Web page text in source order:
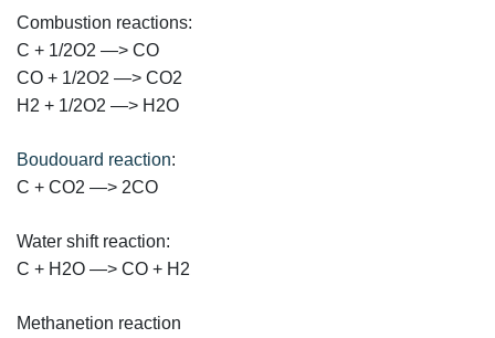
Combustion reactions:
C + 1/2O2 —> CO
CO + 1/2O2 —> CO2
H2 + 1/2O2 —> H2O
Boudouard reaction:
C + CO2 —> 2CO
Water shift reaction:
C + H2O —> CO + H2
Methanetion reaction